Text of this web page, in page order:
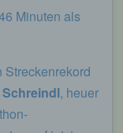
Minuten als
Streckenrekord
, heuer
ist die
des für
Weitergabe